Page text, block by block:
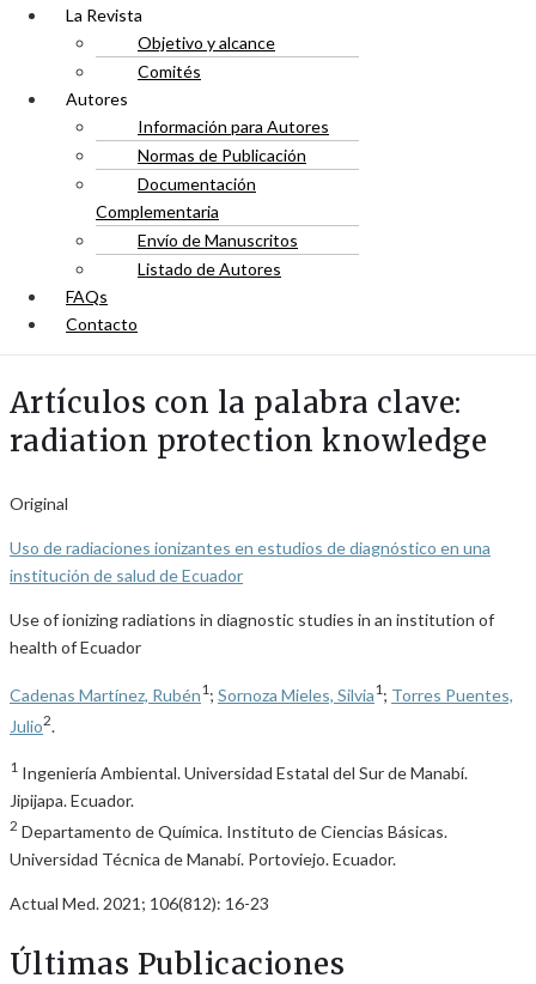
La Revista
Objetivo y alcance
Comités
Autores
Información para Autores
Normas de Publicación
Documentación
Complementaria
Envío de Manuscritos
Listado de Autores
FAQs
Contacto
Artículos con la palabra clave:
radiation protection knowledge
Original
Uso de radiaciones ionizantes en estudios de diagnóstico en una
institución de salud de Ecuador
Use of ionizing radiations in diagnostic studies in an institution of
health of Ecuador
Cadenas Martínez, Rubén1 ; Sornoza Mieles, Silvia1 ; Torres Puentes,
Julio2
1 Ingeniería Ambiental. Universidad Estatal del Sur de Manabí.
Jipijapa. Ecuador.
2 Departamento de Química. Instituto de Ciencias Básicas.
Universidad Técnica de Manabí. Portoviejo. Ecuador.
Actual Med. 2021; 106(812): 16-23
Últimas Publicaciones